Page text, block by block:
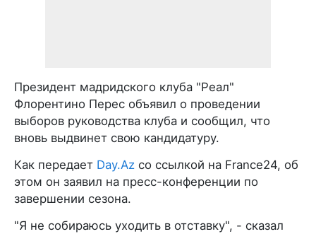
Президент мадридского клуба "Реал"
Флорентино Перес объявил о проведении
выборов руководства клуба и сообщил, что
вновь выдвинет свою кандидатуру.
Как передает Day.Az со ссылкой на France24, об
этом он заявил на пресс-конференции по
завершении сезона.
"Я не собираюсь уходить в отставку", - сказал